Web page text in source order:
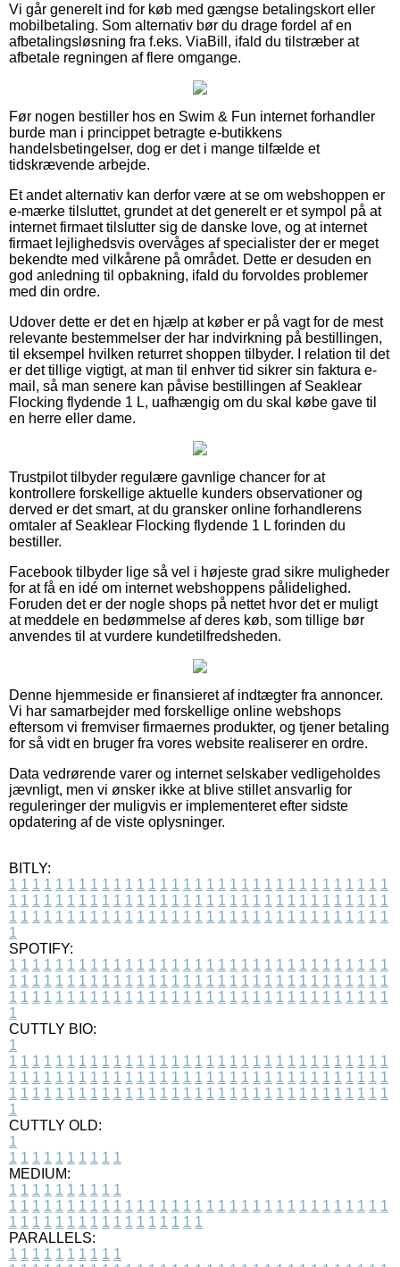
Vi går generelt ind for køb med gængse betalingskort eller
mobilbetaling. Som alternativ bør du drage fordel af en
afbetalingsløsning fra f.eks. ViaBill, ifald du tilstræber at
afbetale regningen af flere omgange.
Før nogen bestiller hos en Swim & Fun internet forhandler
burde man i princippet betragte e-butikkens
handelsbetingelser, dog er det i mange tilfælde et
tidskrævende arbejde.
Et andet alternativ kan derfor være at se om webshoppen er
e-mærke tilsluttet, grundet at det generelt er et sympol på at
internet firmaet tilslutter sig de danske love, og at internet
firmaet lejlighedsvis overvåges af specialister der er meget
bekendte med vilkårene på området. Dette er desuden en
god anledning til opbakning, ifald du forvoldes problemer
med din ordre.
Udover dette er det en hjælp at køber er på vagt for de mest
relevante bestemmelser der har indvirkning på bestillingen,
til eksempel hvilken returret shoppen tilbyder. I relation til det
er det tillige vigtigt, at man til enhver tid sikrer sin faktura e-
mail, så man senere kan påvise bestillingen af Seaklear
Flocking flydende 1 L, uafhængig om du skal købe gave til
en herre eller dame.
Trustpilot tilbyder regulære gavnlige chancer for at
kontrollere forskellige aktuelle kunders observationer og
derved er det smart, at du gransker online forhandlerens
omtaler af Seaklear Flocking flydende 1 L forinden du
bestiller.
Facebook tilbyder lige så vel i højeste grad sikre muligheder
for at få en idé om internet webshoppens pålidelighed.
Foruden det er der nogle shops på nettet hvor det er muligt
at meddele en bedømmelse af deres køb, som tillige bør
anvendes til at vurdere kundetilfredsheden.
Denne hjemmeside er finansieret af indtægter fra annoncer.
Vi har samarbejder med forskellige online webshops
eftersom vi fremviser firmaernes produkter, og tjener betaling
for så vidt en bruger fra vores website realiserer en ordre.
Data vedrørende varer og internet selskaber vedligeholdes
jævnligt, men vi ønsker ikke at blive stillet ansvarlig for
reguleringer der muligvis er implementeret efter sidste
opdatering af de viste oplysninger.
BITLY:
1 1 1 1 1 1 1 1 1 1 1 1 1 1 1 1 1 1 1 1 1 1 1 1 1 1 1 1 1 1 1 1 1
1 1 1 1 1 1 1 1 1 1 1 1 1 1 1 1 1 1 1 1 1 1 1 1 1 1 1 1 1 1 1 1 1
1 1 1 1 1 1 1 1 1 1 1 1 1 1 1 1 1 1 1 1 1 1 1 1 1 1 1 1 1 1 1 1 1
1
SPOTIFY:
1 1 1 1 1 1 1 1 1 1 1 1 1 1 1 1 1 1 1 1 1 1 1 1 1 1 1 1 1 1 1 1 1
1 1 1 1 1 1 1 1 1 1 1 1 1 1 1 1 1 1 1 1 1 1 1 1 1 1 1 1 1 1 1 1 1
1 1 1 1 1 1 1 1 1 1 1 1 1 1 1 1 1 1 1 1 1 1 1 1 1 1 1 1 1 1 1 1 1
1
CUTTLY BIO:
1
1 1 1 1 1 1 1 1 1 1 1 1 1 1 1 1 1 1 1 1 1 1 1 1 1 1 1 1 1 1 1 1 1
1 1 1 1 1 1 1 1 1 1 1 1 1 1 1 1 1 1 1 1 1 1 1 1 1 1 1 1 1 1 1 1 1
1 1 1 1 1 1 1 1 1 1 1 1 1 1 1 1 1 1 1 1 1 1 1 1 1 1 1 1 1 1 1 1 1
1
CUTTLY OLD:
1
1 1 1 1 1 1 1 1 1 1
MEDIUM:
1 1 1 1 1 1 1 1 1 1
1 1 1 1 1 1 1 1 1 1 1 1 1 1 1 1 1 1 1 1 1 1 1 1 1 1 1 1 1 1 1 1 1
1 1 1 1 1 1 1 1 1 1 1 1 1 1 1 1 1
PARALLELS:
1 1 1 1 1 1 1 1 1 1